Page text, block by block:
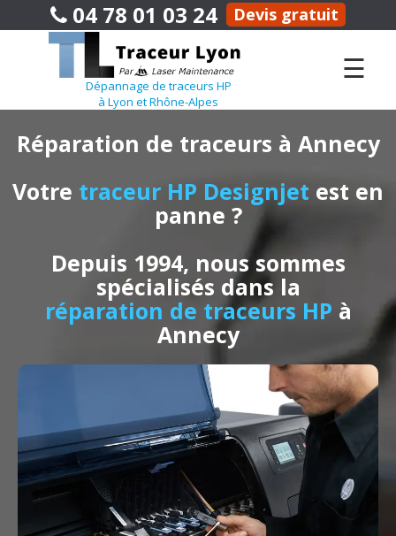
04 78 01 03 24 Devis gratuit
Dépannage de traceurs HP
à Lyon et Rhône-Alpes
☰
Réparation de traceurs à Annecy
Votre traceur HP Designjet est en
panne ?
Depuis 1994, nous sommes
spécialisés dans la
réparation de traceurs HP à
Annecy